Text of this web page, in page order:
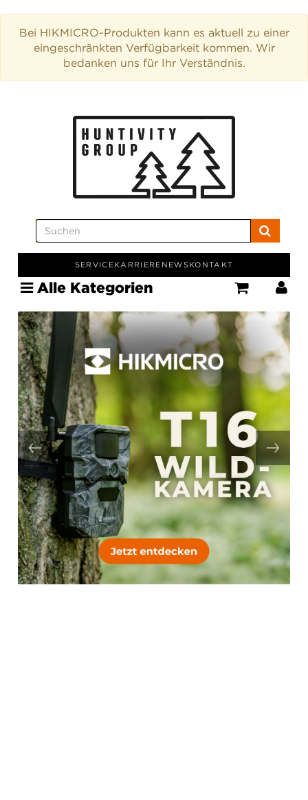
Bei HIKMICRO-Produkten kann es aktuell zu einer
eingeschränkten Verfügbarkeit kommen. Wir
bedanken uns für Ihr Verständnis.
SERVICEKARRIERE NEWSKONTAKT
Alle Kategorien